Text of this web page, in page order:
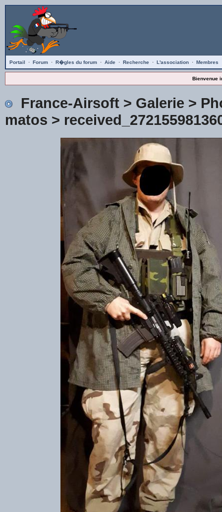
Portail · Forum · R�gles du forum · Aide · Recherche · L'association · Membres
Bienvenue
France-Airsoft> Galerie >
matos >